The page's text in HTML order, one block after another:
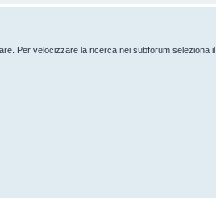
Per velocizzare la ricerca nei subforum seleziona il